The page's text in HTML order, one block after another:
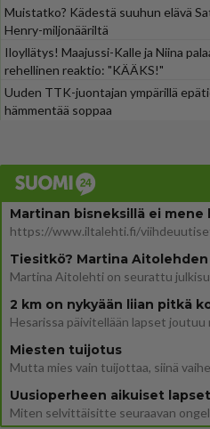
Muistatko? Kädestä suuhun elävä
Henry-miljonääriltä
Iloyllätys! Maajussi-Kalle ja Niina
rehellinen reaktio: "KÄÄKS!"
Uuden TTK-juontajan ympärillä
hämmentää soppaa
Martinan bisneksillä ei mene
2 km on nykyään liian pitkä
Miesten tuijotus